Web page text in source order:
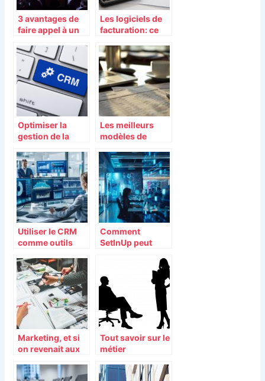
3 avantages de
faire appel à un
Les logiciels de
facturation: ce
Optimiser la
gestion de la
grace aux
logiciels CRM
Les meilleurs
modèles de
pour une gestion
efficace
Utiliser le CRM
comme outils
Comment
SetInUp peut
gestion de votre
entreprise
Marketing, et si
on revenait aux
classiques ?
Tout savoir sur le
métier
direction